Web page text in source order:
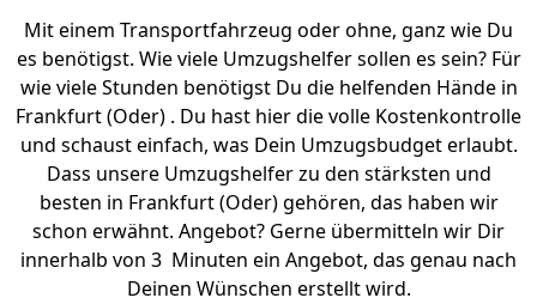
Mit einem Transportfahrzeug oder ohne, ganz wie Du
es benötigst. Wie viele Umzugshelfer sollen es sein? Für
wie viele Stunden benötigst Du die helfenden Hände in
Frankfurt (Oder) . Du hast hier die volle Kostenkontrolle
und schaust einfach, was Dein Umzugsbudget erlaubt.
Dass unsere Umzugshelfer zu den stärksten und
besten in Frankfurt (Oder) gehören, das haben wir
schon erwähnt. Angebot? Gerne übermitteln wir Dir
innerhalb von 3 Minuten ein Angebot, das genau nach
Deinen Wünschen erstellt wird.